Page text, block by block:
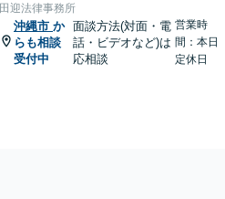
田迎法律事務所
沖縄市 か
らも相談
受付中
面談方法(対面・電
話・ビデオなど)は
応相談
営業時
間：本日
定休日